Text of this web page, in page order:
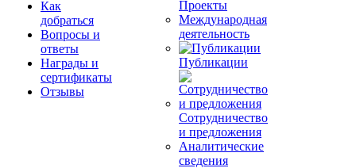
Как
добраться
Вопросы и
ответы
Награды и
сертификаты
Отзывы
Проекты
Международная
деятельность
Публикации
Сотрудничество
и предложения
Аналитические
сведения